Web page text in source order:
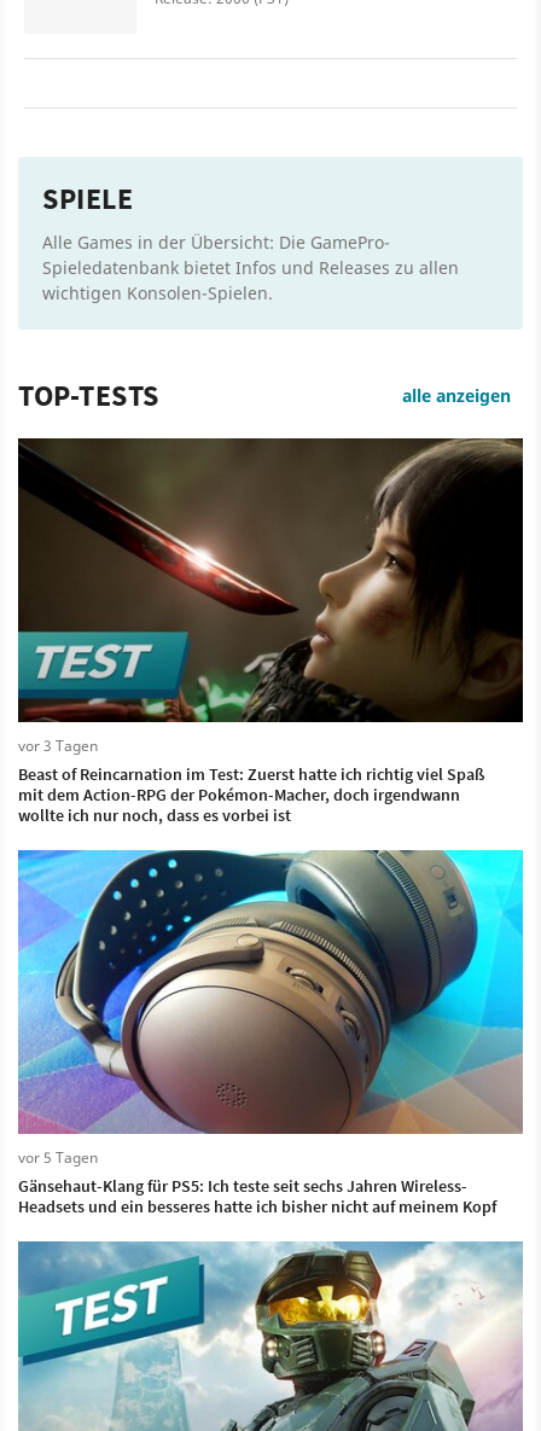
SPIELE
Alle Games in der Übersicht: Die GamePro-
Spieledatenbank bietet Infos und Releases zu allen
wichtigen Konsolen-Spielen.
TOP-TESTS alle anzeigen
vor 3 Tagen
Beast of Reincarnation im Test: Zuerst hatte ich richtig viel Spaß
mit dem Action-RPG der Pokémon-Macher, doch irgendwann
wollte ich nur noch, dass es vorbei ist
vor 5 Tagen
Gänsehaut-Klang für PS5: Ich teste seit sechs Jahren Wireless-
Headsets und ein besseres hatte ich bisher nicht auf meinem Kopf